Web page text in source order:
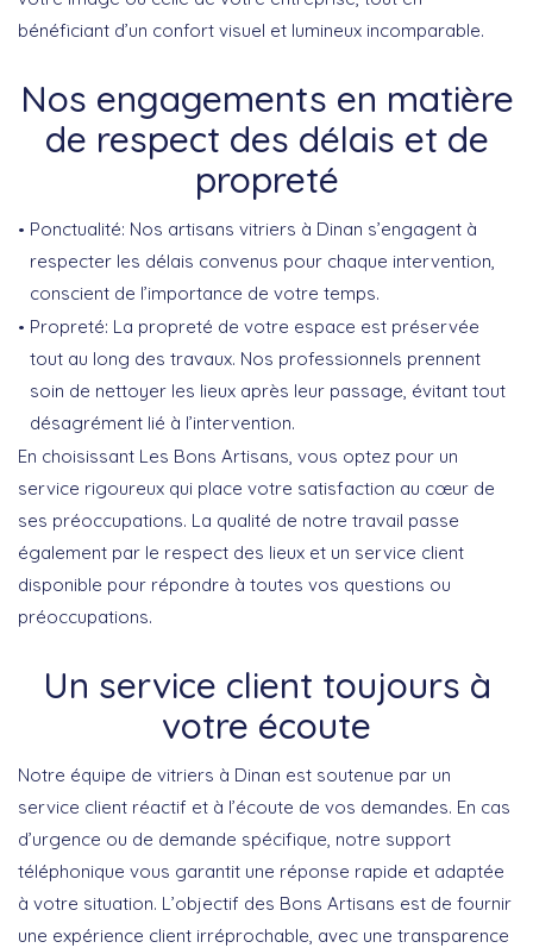
bénéficiant d’un confort visuel et lumineux incomparable.
Nos engagements en matière
de respect des délais et de
propreté
Ponctualité: Nos artisans vitriers à Dinan s’engagent à
respecter les délais convenus pour chaque intervention,
conscient de l’importance de votre temps.
Propreté: La propreté de votre espace est préservée
tout au long des travaux. Nos professionnels prennent
soin de nettoyer les lieux après leur passage, évitant tout
désagrément lié à l’intervention.
En choisissant Les Bons Artisans, vous optez pour un
service rigoureux qui place votre satisfaction au cœur de
ses préoccupations. La qualité de notre travail passe
également par le respect des lieux et un service client
disponible pour répondre à toutes vos questions ou
préoccupations.
Un service client toujours à
votre écoute
Notre équipe de vitriers à Dinan est soutenue par un
service client réactif et à l’écoute de vos demandes. En cas
d’urgence ou de demande spécifique, notre support
téléphonique vous garantit une réponse rapide et adaptée
à votre situation. L’objectif des Bons Artisans est de fournir
une expérience client irréprochable , avec une transparence